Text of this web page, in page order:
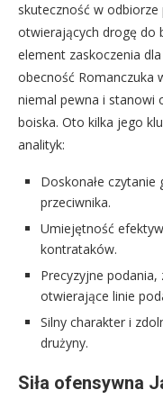
skuteczność w odbiorze
otwierających drogę do
element zaskoczenia
obecność Romanczuka
niemal pewna i stanowi
boiska. Oto kilka jego
analityk:
Doskonałe
przeciwnika.
Umiejętność
kontrataków.
Precyzyjne
otwierające linie
Silny charakter i
drużyny.
Siła ofensywna